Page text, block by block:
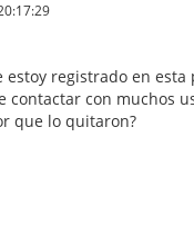
estoy registrado en esta
contactar con muchos
que lo quitaron?